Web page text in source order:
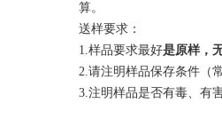
算。
送样要求：
1.样品要求最好是原样，
2.请注明样品保存条件（
3.注明样品是否有毒、有